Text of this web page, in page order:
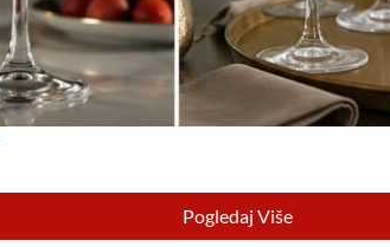
Pogledaj Više